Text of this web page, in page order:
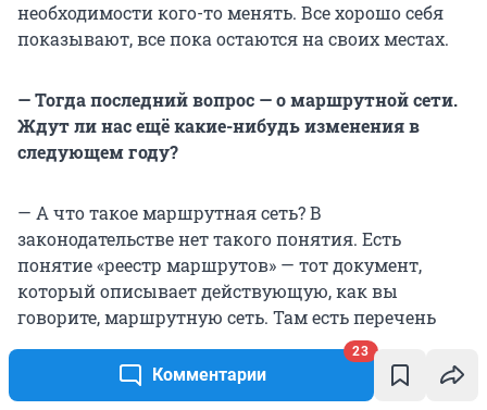
Комментарии
23
необходимости кого-то менять. Все хорошо себя
показывают, все пока остаются на своих местах.
— Тогда последний вопрос — о маршрутной сети.
Ждут ли нас ещё какие-нибудь изменения в
следующем году?
— А что такое маршрутная сеть? В
законодательстве нет такого понятия. Есть
понятие «реестр маршрутов» — тот документ,
который описывает действующую, как вы
говорите, маршрутную сеть. Там есть перечень
маршрутов и есть их характеристики, включая
список остановок, по которому движется тот или
иной автобус маршрута. Я пытаюсь довести до